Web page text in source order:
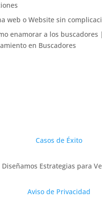
web o Website sin
enamorar a los buscadores |
en Buscadores
Casos de Éxito
Diseñamos Estrategias para
Aviso de Privacidad